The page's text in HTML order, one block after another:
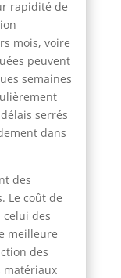
rapidité de
mois, voire
peuvent
semaines
serrés
dans
des
Le coût de
des
meilleure
des
matériaux